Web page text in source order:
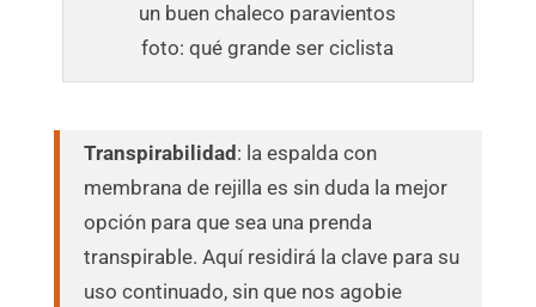
un buen chaleco paravientos
foto: qué grande ser ciclista
Transpirabilidad : la espalda con
membrana de rejilla es sin duda la mejor
opción para que sea una prenda
transpirable. Aquí residirá la clave para su
uso continuado, sin que nos agobie